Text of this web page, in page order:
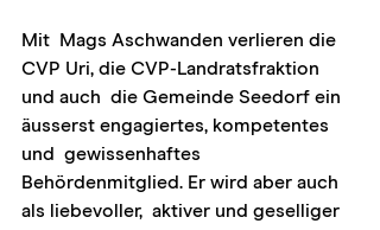
Mit  Mags Aschwanden verlieren die
CVP Uri, die CVP-Landratsfraktion
und auch  die Gemeinde Seedorf ein
äusserst engagiertes, kompetentes
und  gewissenhaftes
Behördenmitglied. Er wird aber auch
als liebevoller,  aktiver und geselliger